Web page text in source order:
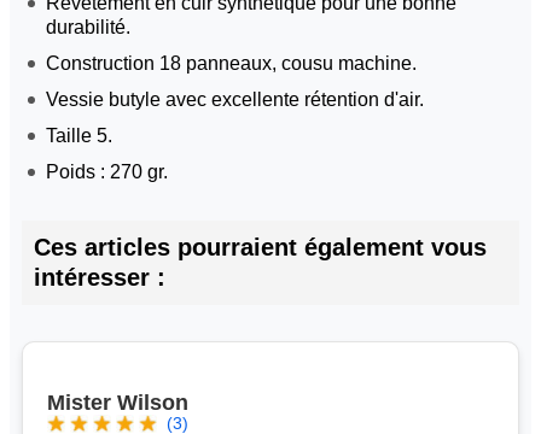
durabilité.
Construction 18 panneaux, cousu machine.
Vessie butyle avec excellente rétention d'air.
Taille 5.
Poids : 270 gr.
Ces articles pourraient également vous
intéresser :
Mister Wilson
(3)